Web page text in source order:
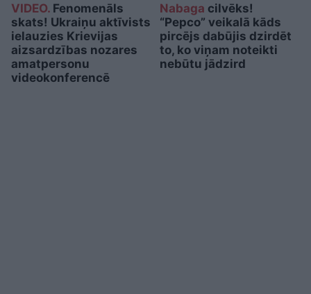
VIDEO. Fenomenāls
skats! Ukraiņu aktīvists
ielauzies Krievijas
aizsardzības nozares
amatpersonu
videokonferencē
Nabaga cilvēks!
“Pepco” veikalā kāds
pircējs dabūjis dzirdēt
to, ko viņam noteikti
nebūtu jādzird